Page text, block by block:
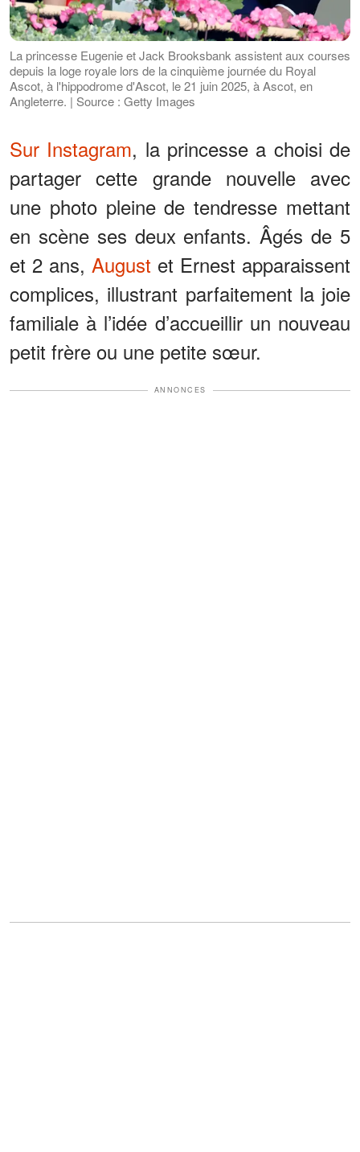
La princesse Eugenie et Jack Brooksbank assistent aux courses
depuis la loge royale lors de la cinquième journée du Royal
Ascot, à l'hippodrome d'Ascot, le 21 juin 2025, à Ascot, en
Angleterre. | Source : Getty Images
Sur Instagram, la princesse a choisi de
partager cette grande nouvelle avec
une photo pleine de tendresse mettant
en scène ses deux enfants. Âgés de 5
et 2 ans, August et Ernest apparaissent
complices, illustrant parfaitement la joie
familiale à l’idée d’accueillir un nouveau
petit frère ou une petite sœur.
ANNONCES